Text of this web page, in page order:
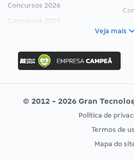
Concursos 2026
Concursos 2025
Concurso Ibama
Concurso MPU
Editais publicados
CONCURSOS POR PROFISSÃO
Veja mais
© 2012 - 2026 Gran
Política de
Termos de
Mapa do